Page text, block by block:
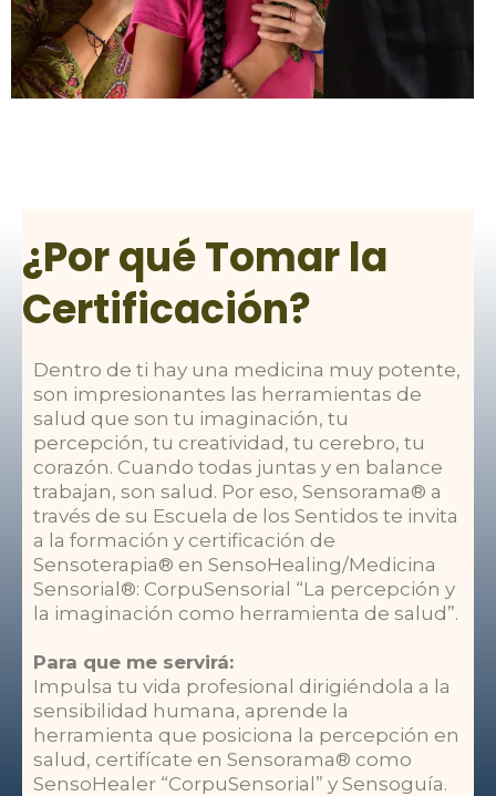
¿Por qué Tomar la
Certificación?
Dentro de ti hay una medicina muy potente,
son impresionantes las herramientas de
salud que son tu imaginación, tu
percepción, tu creatividad, tu cerebro, tu
corazón. Cuando todas juntas y en balance
trabajan, son salud. Por eso, Sensorama® a
través de su Escuela de los Sentidos te invita
a la formación y certificación de
Sensoterapia® en SensoHealing/Medicina
Sensorial®: CorpuSensorial “La percepción y
la imaginación como herramienta de salud”.
Para que me servirá:
Impulsa tu vida profesional dirigiéndola a la
sensibilidad humana, aprende la
herramienta que posiciona la percepción en
salud, certifícate en Sensorama® como
SensoHealer “CorpuSensorial” y Sensoguía.